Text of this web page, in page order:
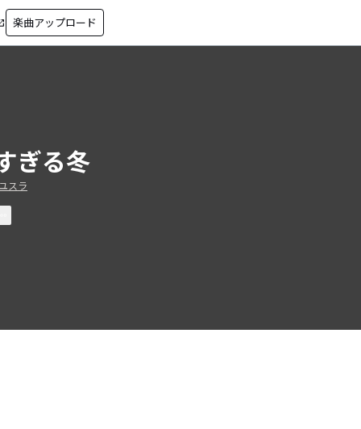
楽曲アップロード
ぎる冬
スラ